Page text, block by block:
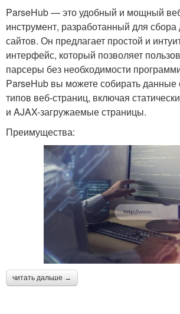
ParseHub — это удобный и мощный
инструмент, разработанный для
сайтов. Он предлагает простой и
интерфейс, который позволяет
парсеры без необходимости
ParseHub вы можете собирать данные
типов веб-страниц, включая
и AJAX-загружаемые страницы.
Преимущества:
читать дальше →